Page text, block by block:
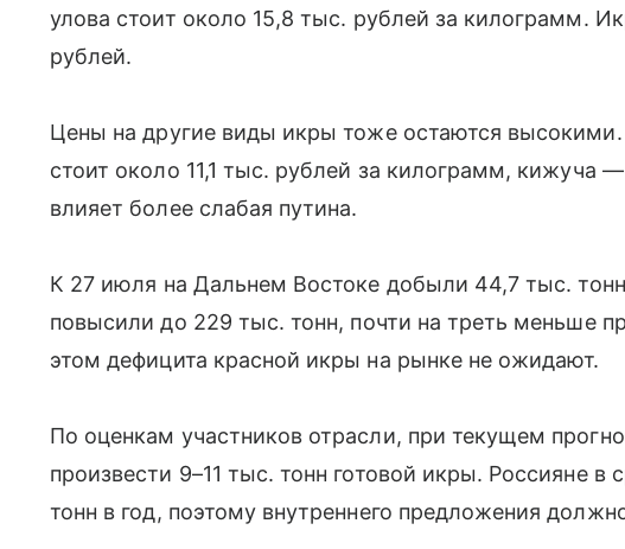
улова стоит около 15,8 тыс. рублей за килограмм.
рублей.
Цены на другие виды икры тоже остаются
стоит около 11,1 тыс. рублей за килограмм, кижуча
влияет более слабая путина.
К 27 июля на Дальнем Востоке добыли 44,7 тыс.
повысили до 229 тыс. тонн, почти на треть меньше
этом дефицита красной икры на рынке не ожидают.
По оценкам участников отрасли, при текущем
произвести 9–11 тыс. тонн готовой икры. Россияне в
тонн в год, поэтому внутреннего предложения